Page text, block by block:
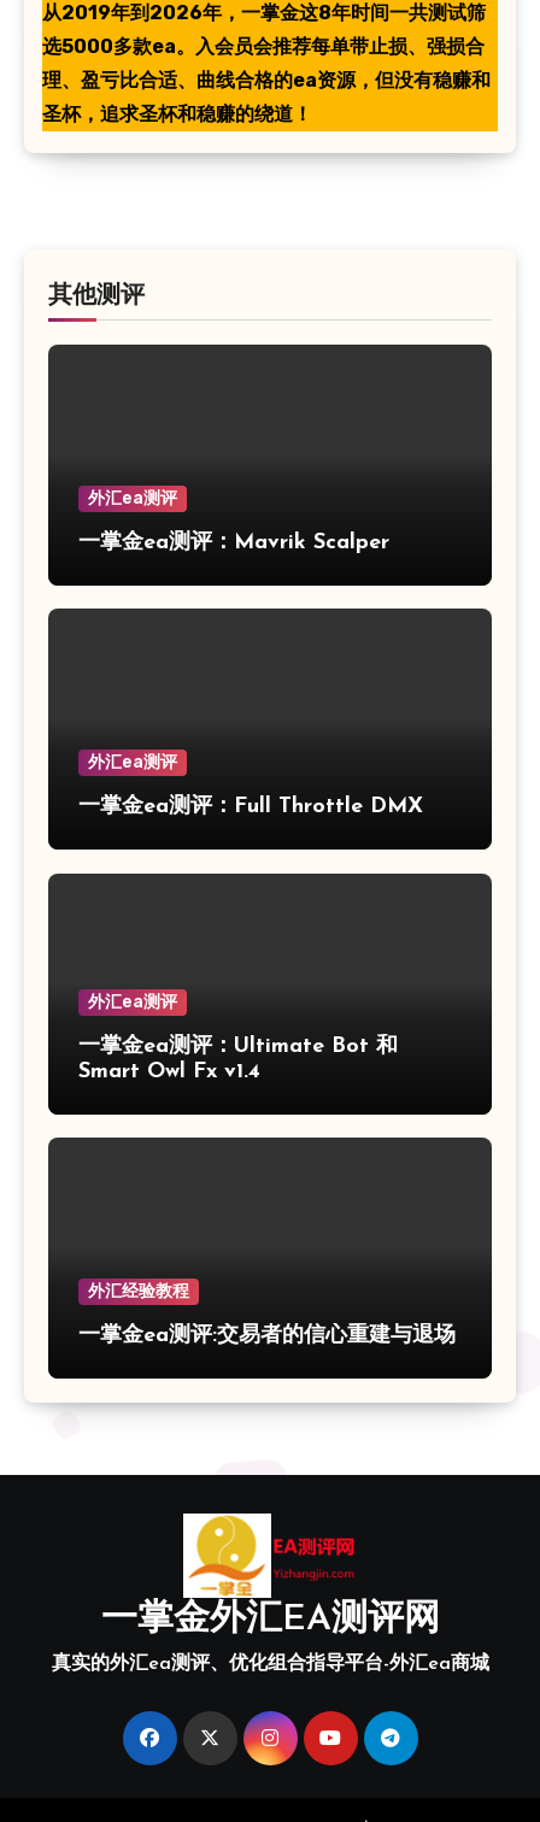
从2019年到2026年，一掌金这8年时间一共测试筛
选5000多款ea。入会员会推荐每单带止损、强损合
理、盈亏比合适、曲线合格的ea资源，但没有稳赚和
圣杯，追求圣杯和稳赚的绕道！
其他测评
外汇ea测评
一掌金ea测评：Mavrik Scalper
外汇ea测评
一掌金ea测评：Full Throttle DMX
外汇ea测评
一掌金ea测评：Ultimate Bot 和
Smart Owl Fx v1.4
外汇经验教程
一掌金ea测评:交易者的信心重建与退场
一掌金外汇EA测评网
真实的外汇ea测评、优化组合指导平台-外汇ea商城